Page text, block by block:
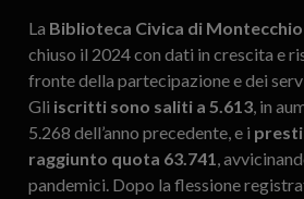
La Biblioteca Civica di
chiuso il 2024 con dati in crescita e
fronte della partecipazione e dei
Gli iscritti sono saliti a 5.613, in
5.268 dell’anno precedente, e i
raggiunto quota 63.741,
pandemici. Dopo la flessione